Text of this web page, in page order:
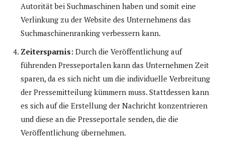
Autorität bei Suchmaschinen haben und somit eine
Verlinkung zu der Website des Unternehmens das
Suchmaschinenranking verbessern kann.
Zeitersparnis: Durch die Veröffentlichung auf
führenden Presseportalen kann das Unternehmen Zeit
sparen, da es sich nicht um die individuelle Verbreitung
der Pressemitteilung kümmern muss. Stattdessen kann
es sich auf die Erstellung der Nachricht konzentrieren
und diese an die Presseportale senden, die die
Veröffentlichung übernehmen.